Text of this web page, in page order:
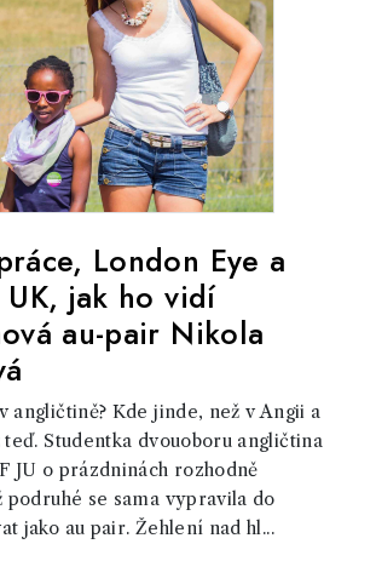
London Eye a
jak ho vidí
au-pair Nikola
angličtině? Kde jinde, než v Angii a
Studentka dvouoboru angličtina
JU o prázdninách rozhodně
podruhé se sama vypravila do
jako au pair. Žehlení nad hl...